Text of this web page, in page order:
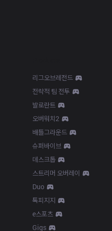
리그오브레전드
전략적 팀 전투
발로란트
오버워치2
배틀그라운드
슈퍼바이브
데스크톱
스트리머 오버레이
Duo
톡피지지
e스포츠
Gigs